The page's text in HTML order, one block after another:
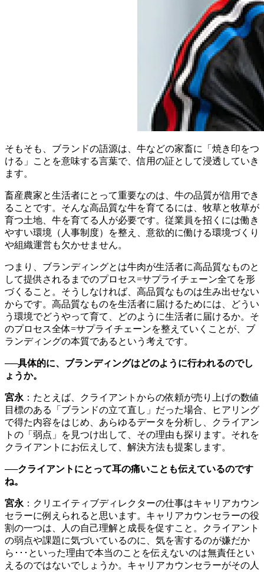
そもそも、ブランドの語源は、牛などの家畜に「焼き印をつ
ける」ことを意味する言葉で、信用の証として浸透していき
ます。
畜産農家と生活者にとって重要なのは、牛の品質が信用でき
ることです。そんな高品質な牛を育てるには、牧草と牧草が
育つ土地、牛を育てる人が必要です。従業員を招くには働き
やすい環境（人事制度）を整え、意欲的に働ける環境づくり
や組織運営も欠かせません。
つまり、ブランディングとは牛肉が生活者に高品質なものと
して提供されるまでのプロセス=サプライチェーン全てを形
づくること。そうしなければ、高品質なものは生み出せない
からです。高品質なものを生活者に届けるためには、どうい
う環境でどうやって育て、どのように生活者に届けるか。そ
のプロセス全体=サプライチェーンを整えていくことが、ブ
ランディングの本質であるという考えです。
──具体的に、ブランディングはどのように行われるのでし
ょうか。
宮永 ：たとえば、クライアントからの依頼が売り上げの数値
目標のある「ブランドの立て直し」だった場合、ヒアリング
で得た内容をはじめ、あらゆるデータを分析し、クライアン
トの「弱点」を見つけ出して、その理由も探ります。それを
クライアントにお伝えして、解決方法も提案します。
──クライアントにとって耳の痛いことも伝えているのです
ね。
宮永 ：クリエイティブディレクターの仕事はキャリアカウン
セラーに例えられると思います。キャリアカウンセラーの役
割の一つは、人の自己理解と成長を促すこと。クライアント
の弱点や課題に気づいているのに、気を害するのが嫌だか
ら･･･といった理由で本当のことを伝えないのは無責任とい
えるのではないでしょうか。キャリアカウンセラーがその人